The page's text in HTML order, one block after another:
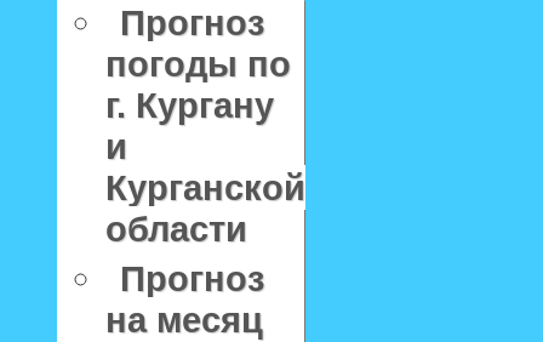
Прогноз
погоды по
г. Кургану
и
Курганской
области
Прогноз
на месяц